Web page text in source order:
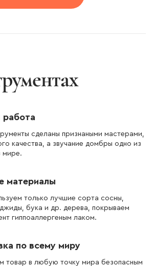
работа
сделаны признаными мастерами,
качества, а звучание домбры одно из
мире.
материалы
только лучшие сорта сосны,
бука и др. дерева, покрываем
гиппоаллергеным лаком.
по всему миру
товар в любую точку мира безопасным